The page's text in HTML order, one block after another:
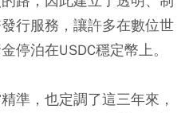
行服務，讓許多在數位世
停泊在USDC穩定幣上。
準，也定調了這三年來，